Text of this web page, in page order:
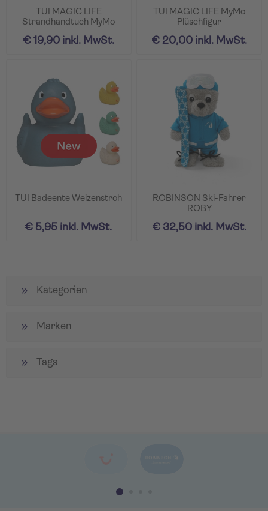
TUI MAGIC LIFE
Strandhandtuch MyMo
€ 19,90 inkl. MwSt.
TUI MAGIC LIFE MyMo
Plüschfigur
€ 20,00 inkl. MwSt.
TUI Badeente Weizenstroh
€ 5,95 inkl. MwSt.
ROBINSON Ski-Fahrer
ROBY
€ 32,50 inkl. MwSt.
Kategorien
Marken
Tags